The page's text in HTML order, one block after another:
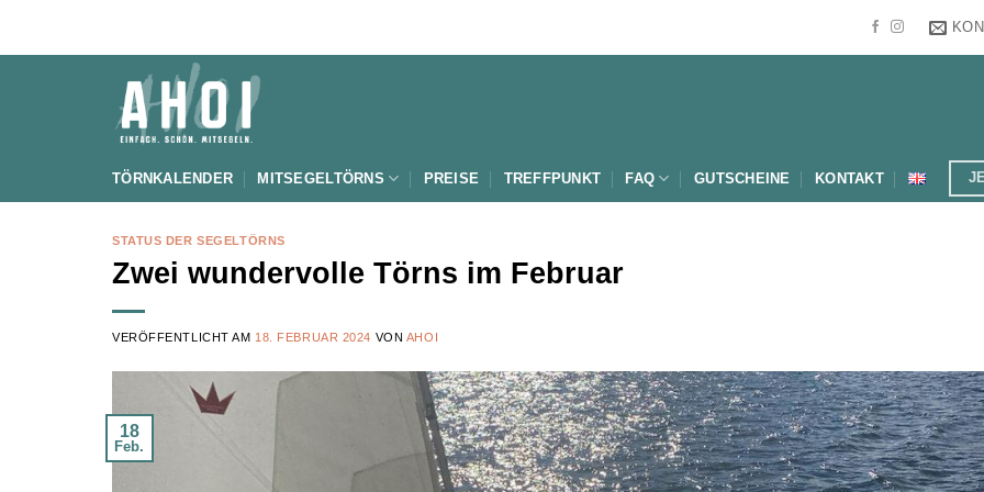
TÖRNKALENDER MITSEGELTÖRNS PREISE TREFFPUNKT FAQ GUTSCHEINE KONTAKT
STATUS DER SEGELTÖRNS
Zwei wundervolle Törns im Februar
VERÖFFENTLICHT AM 18. FEBRUAR 2024 VON AHOI
18
Feb.
Wir haben
nach einem